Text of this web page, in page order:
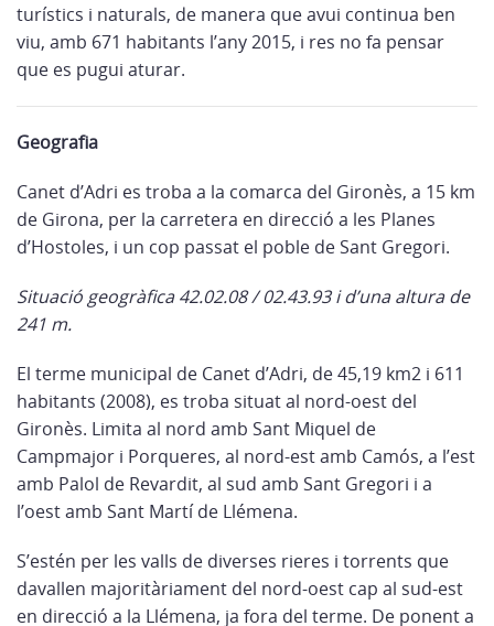
turístics i naturals, de manera que avui continua ben
viu, amb 671 habitants l’any 2015, i res no fa pensar
que es pugui aturar.
Geografia
Canet d’Adri es troba a la comarca del Gironès, a 15 km
de Girona, per la carretera en direcció a les Planes
d’Hostoles, i un cop passat el poble de Sant Gregori.
Situació geogràfica 42.02.08 / 02.43.93 i d’una altura de
241 m.
El terme municipal de Canet d’Adri, de 45,19 km2 i 611
habitants (2008), es troba situat al nord-oest del
Gironès. Limita al nord amb Sant Miquel de
Campmajor i Porqueres, al nord-est amb Camós, a l’est
amb Palol de Revardit, al sud amb Sant Gregori i a
l’oest amb Sant Martí de Llémena.
S’estén per les valls de diverses rieres i torrents que
davallen majoritàriament del nord-oest cap al sud-est
en direcció a la Llémena, ja fora del terme. De ponent a